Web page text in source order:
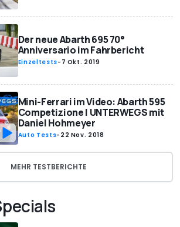
Der neue Abarth 695 70°
Anniversario im Fahrbericht
Einzeltests- 7 Okt. 2019
Mini-Ferrari im Video: Abarth 595
Competizione | UNTERWEGS mit
Daniel Hohmeyer
Auto Tests- 22 Nov. 2018
MEHR TESTBERICHTE